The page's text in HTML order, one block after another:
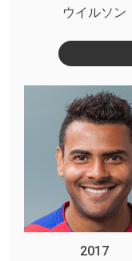
ウイルソン
2017